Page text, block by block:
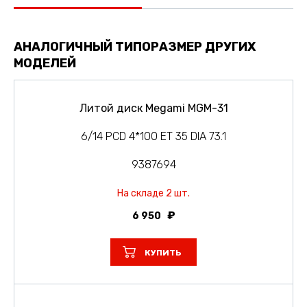
АНАЛОГИЧНЫЙ ТИПОРАЗМЕР ДРУГИХ
МОДЕЛЕЙ
Литой диск Megami MGM-31
6/14 PCD 4*100 ET 35 DIA 73.1
9387694
На складе 2 шт.
6 950
КУПИТЬ